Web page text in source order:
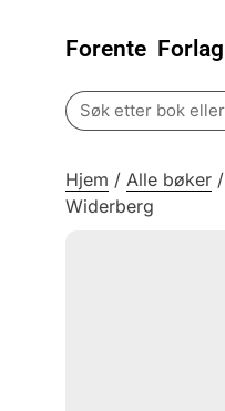
Forente Forlag
Search
for:
Hjem / Alle bøker /
Widerberg